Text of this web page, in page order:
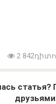
2
статья?